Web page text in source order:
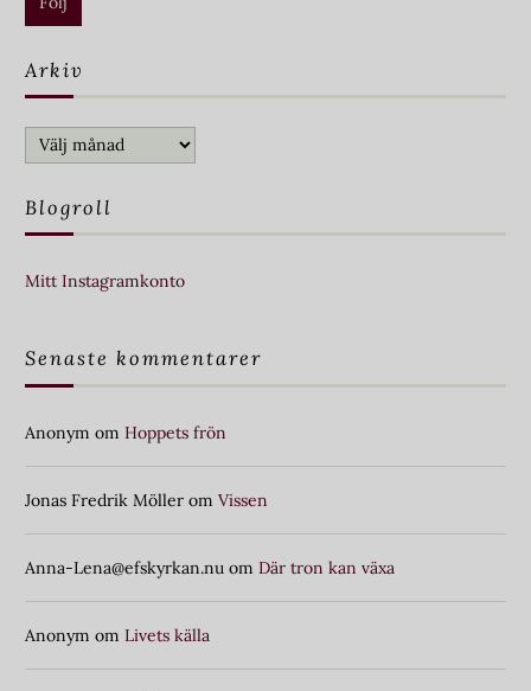
Arkiv
Arkiv
Blogroll
Mitt Instagramkonto
Senaste kommentarer
Anonym om Hoppets frön
Jonas Fredrik Möller om Vissen
Anna-Lena@efskyrkan.nu om Där tron kan växa
Anonym om Livets källa